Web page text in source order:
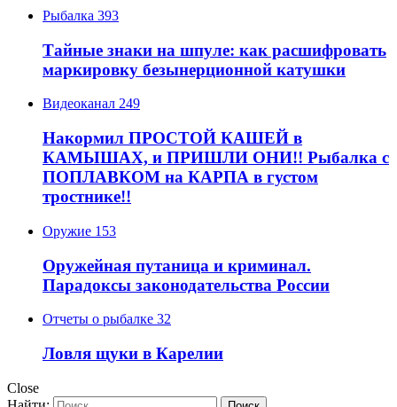
Рыбалка 393
Тайные знаки на шпуле: как расшифровать
маркировку безынерционной катушки
Видеоканал 249
Накормил ПРОСТОЙ КАШЕЙ в
КАМЫШАХ, и ПРИШЛИ ОНИ!! Рыбалка с
ПОПЛАВКОМ на КАРПА в густом
тростнике!!
Оружие 153
Оружейная путаница и криминал.
Парадоксы законодательства России
Отчеты о рыбалке 32
Ловля щуки в Карелии
Close